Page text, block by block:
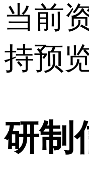
当前
持预
研制